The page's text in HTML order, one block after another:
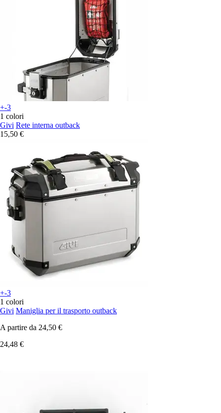
+-3
1 colori
Givi Rete interna outback
15,50 €
+-3
1 colori
Givi Maniglia per il trasporto outback
A partire da 24,50 €
24,48 €